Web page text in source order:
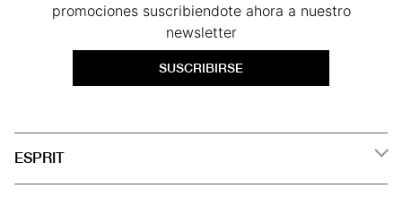
promociones suscribiendote ahora a nuestro
newsletter
SUSCRIBIRSE
ESPRIT